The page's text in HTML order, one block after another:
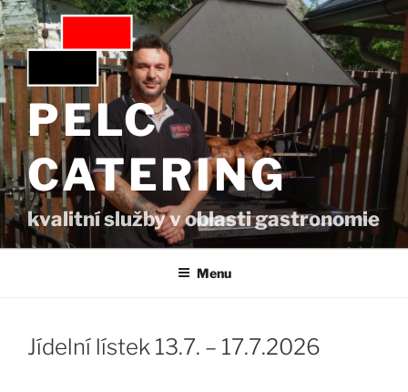
Přejít
k
obsahu
webu
PELC
CATERING
kvalitní služby v oblasti gastronomie
Menu
Jídelní lístek 13.7. – 17.7.2026